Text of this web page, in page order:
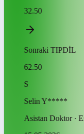
32.50
Sonraki TIPDİL
62.50
S
Selin Y*****
Asistan Doktor ·